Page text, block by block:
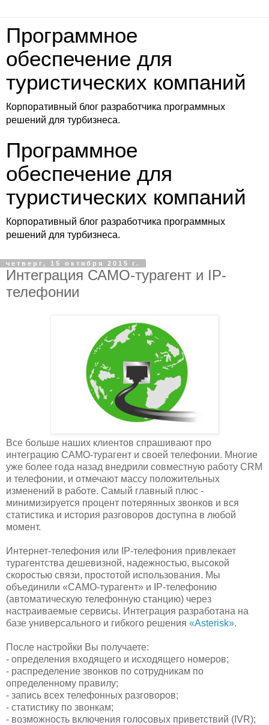
Программное
обеспечение для
туристических компаний
Корпоративный блог разработчика программных
решений для турбизнеса.
Программное
обеспечение для
туристических компаний
Корпоративный блог разработчика программных
решений для турбизнеса.
четверг, 15 октября 2015 г.
Интеграция САМО-турагент и IP-
телефонии
Все больше наших клиентов спрашивают про
интеграцию САМО-турагент и своей телефонии. Многие
уже более года назад внедрили совместную работу CRM
и телефонии, и отмечают массу положительных
изменений в работе. Самый главный плюс -
минимизируется процент потерянных звонков и вся
статистика и история разговоров доступна в любой
момент.
Интернет-телефония или IP-телефония привлекает
турагентства дешевизной, надежностью, высокой
скоростью связи, простотой использования. Мы
объединили «САМО-турагент» и IP-телефонию
(автоматическую телефонную станцию) через
настраиваемые сервисы. Интеграция разработана на
базе универсального и гибкого решения «Asterisk».
После настройки Вы получаете:
- определения входящего и исходящего номеров;
- распределение звонков по сотрудникам по
определенному правилу;
- запись всех телефонных разговоров;
- статистику по звонкам;
- возможность включения голосовых приветствий (IVR);